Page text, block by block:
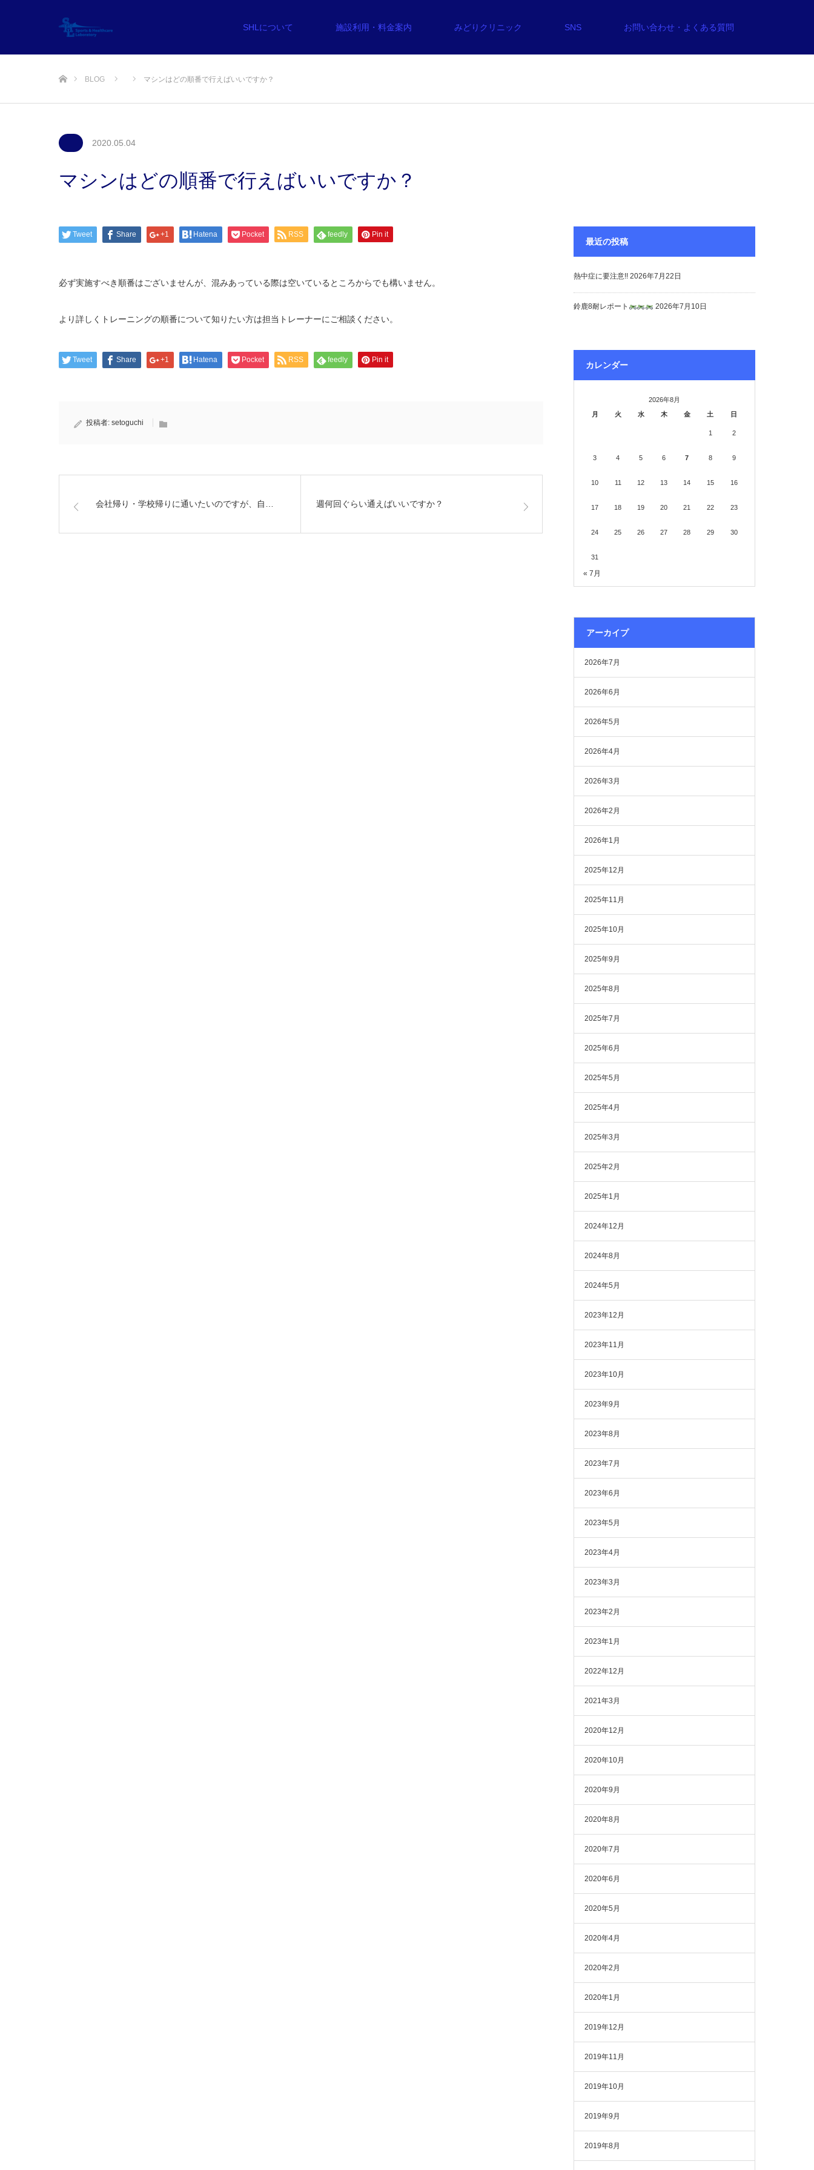
SHLについて 施設利用・料金案内 みどりクリニック SNS お問い合わせ・よくある質問
BLOG マシンはどの順番で行えばいいですか？
2020.05.04
マシンはどの順番で行えばいいですか？
Tweet Share +1 Hatena Pocket RSS feedly Pin it
必ず実施すべき順番はございませんが、混みあっている際は空いているところからでも構いません。
より詳しくトレーニングの順番について知りたい方は担当トレーナーにご相談ください。
Tweet Share +1 Hatena Pocket RSS feedly Pin it
投稿者: setoguchi
会社帰り・学校帰りに通いたいのですが、自… 週何回ぐらい通えばいいですか？
最近の投稿
熱中症に要注意!! 2026年7月22日
鈴鹿8耐レポート 2026年7月10日
カレンダー
2026年8月
月
火 水 木 金 土 日
1 2
3 4 5 6 7 8 9
10 11 12 13 14 15 16
17 18 19 20 21 22 23
24 25 26 27 28 29 30
31
« 7月
アーカイプ
2026年7月
2026年6月
2026年5月
2026年4月
2026年3月
2026年2月
2026年1月
2025年12月
2025年11月
2025年10月
2025年9月
2025年8月
2025年7月
2025年6月
2025年5月
2025年4月
2025年3月
2025年2月
2025年1月
2024年12月
2024年8月
2024年5月
2023年12月
2023年11月
2023年10月
2023年9月
2023年8月
2023年7月
2023年6月
2023年5月
2023年4月
2023年3月
2023年2月
2023年1月
2022年12月
2021年3月
2020年12月
2020年10月
2020年9月
2020年8月
2020年7月
2020年6月
2020年5月
2020年4月
2020年2月
2020年1月
2019年12月
2019年11月
2019年10月
2019年9月
2019年8月